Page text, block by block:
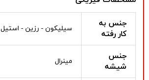
جنس به
کار رفته
سیلیکون - رزین - استیل
جنس
شیشه
مینرال